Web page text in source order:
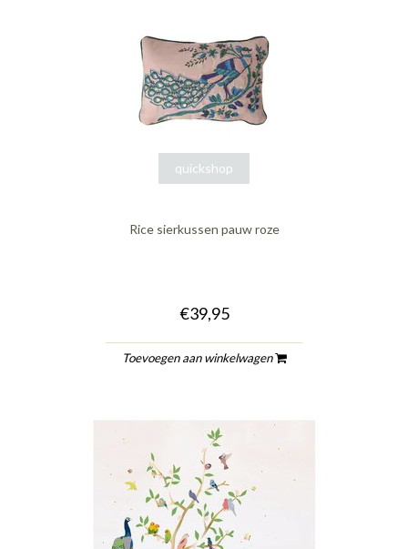
quickshop
Rice sierkussen pauw roze
€39,95
Toevoegen aan winkelwagen